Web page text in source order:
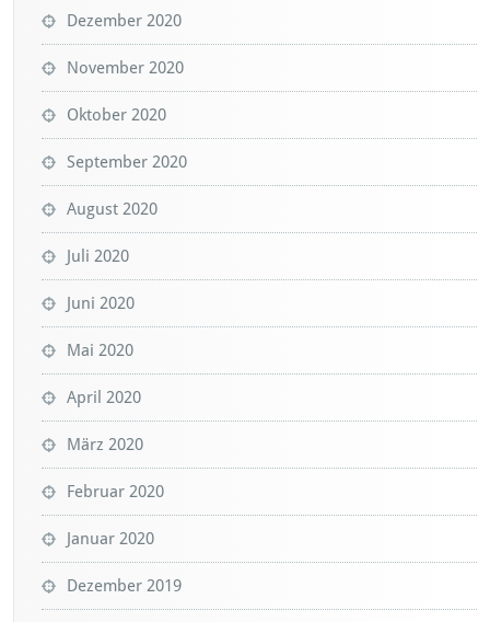
Dezember 2020
November 2020
Oktober 2020
September 2020
August 2020
Juli 2020
Juni 2020
Mai 2020
April 2020
März 2020
Februar 2020
Januar 2020
Dezember 2019